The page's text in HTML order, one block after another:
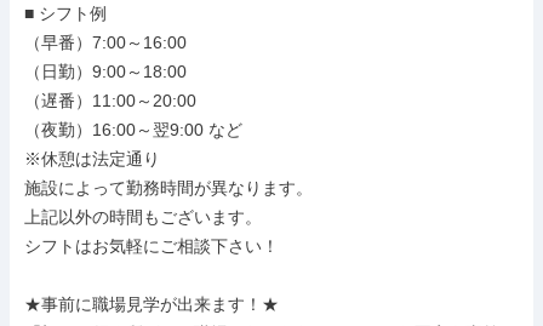
■ シフト例
（早番）7:00～16:00
（日勤）9:00～18:00
（遅番）11:00～20:00
（夜勤）16:00～翌9:00 など
※休憩は法定通り
施設によって勤務時間が異なります。
上記以外の時間もございます。
シフトはお気軽にご相談下さい！
★事前に職場見学が出来ます！★